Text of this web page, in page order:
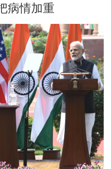
病情加重